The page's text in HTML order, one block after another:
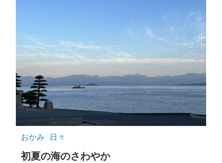
おかみ 日々
初夏の海のさわやか